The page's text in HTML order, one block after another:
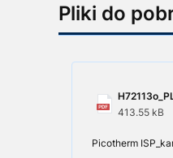
Pliki do
413.55 kB
Picotherm